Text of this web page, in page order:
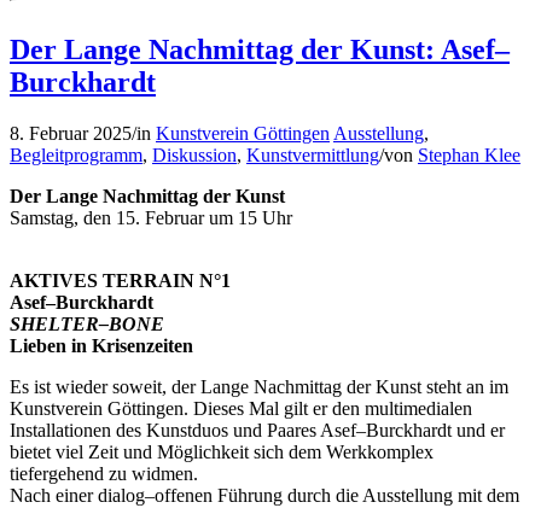
Der Lange Nachmittag der Kunst: Asef–
Burckhardt
8. Februar 2025/in Kunstverein Göttingen Ausstellung,
Begleitprogramm, Diskussion, Kunstvermittlung/von Stephan Klee
Der Lange Nachmittag der Kunst
Samstag, den 15. Februar um 15 Uhr
AKTIVES TERRAIN N°1
Asef–Burckhardt
SHELTER–BONE
Lieben in Krisenzeiten
Es ist wieder soweit, der Lange Nachmittag der Kunst steht an im
Kunstverein Göttingen. Dieses Mal gilt er den multimedialen
Installationen des Kunstduos und Paares Asef–Burckhardt und er
bietet viel Zeit und Möglichkeit sich dem Werkkomplex
tiefergehend zu widmen.
Nach einer dialog–offenen Führung durch die Ausstellung mit dem